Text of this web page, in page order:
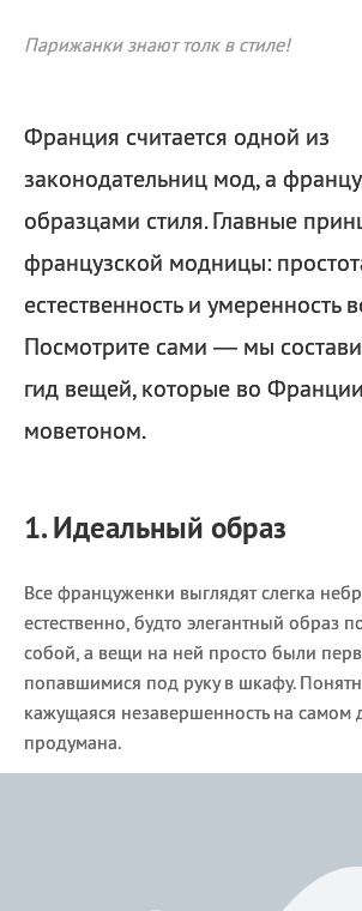
Парижанки знают толк в стиле!
Франция считается одной из
законодательниц мод, а
образцами стиля. Главные
французской модницы:
естественность и умеренность
Посмотрите сами — мы
гид вещей, которые во
моветоном.
1. Идеальный образ
Все француженки выглядят слегка
естественно, будто элегантный образ
собой, а вещи на ней просто были
попавшимися под руку в шкафу.
кажущаяся незавершенность на самом
продумана.